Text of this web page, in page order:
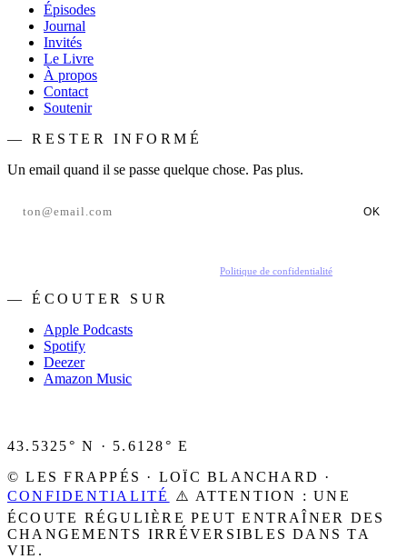
Épisodes
Journal
Invités
Le Livre
À propos
Contact
Soutenir
— RESTER INFORMÉ
Un email quand il se passe quelque chose. Pas plus.
OK
Politique de confidentialité
— ÉCOUTER SUR
Apple Podcasts
Spotify
Deezer
Amazon Music
43.5325° N · 5.6128° E
© LES FRAPPÉS · LOÏC BLANCHARD ·
CONFIDENTIALITÉ
⚠️ ATTENTION : UNE
ÉCOUTE RÉGULIÈRE PEUT ENTRAÎNER DES
CHANGEMENTS IRRÉVERSIBLES DANS TA
VIE.